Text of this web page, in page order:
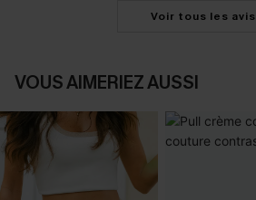
Voir tous les avis
VOUS AIMERIEZ AUSSI